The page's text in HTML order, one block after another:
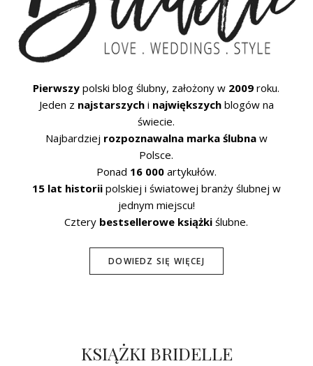
Pierwszy polski blog ślubny, założony w 2009 roku.
Jeden z najstarszychi największychblogów na
świecie.
Najbardziej rozpoznawalna marka ślubnaw
Polsce.
Ponad 16 000artykułów.
15 lat historiipolskiej i światowej branży ślubnej w
jednym miejscu!
Cztery bestsellerowe książki ślubne.
DOWIEDZ SIĘ WIĘCEJ
KSIĄŻKI BRIDELLE